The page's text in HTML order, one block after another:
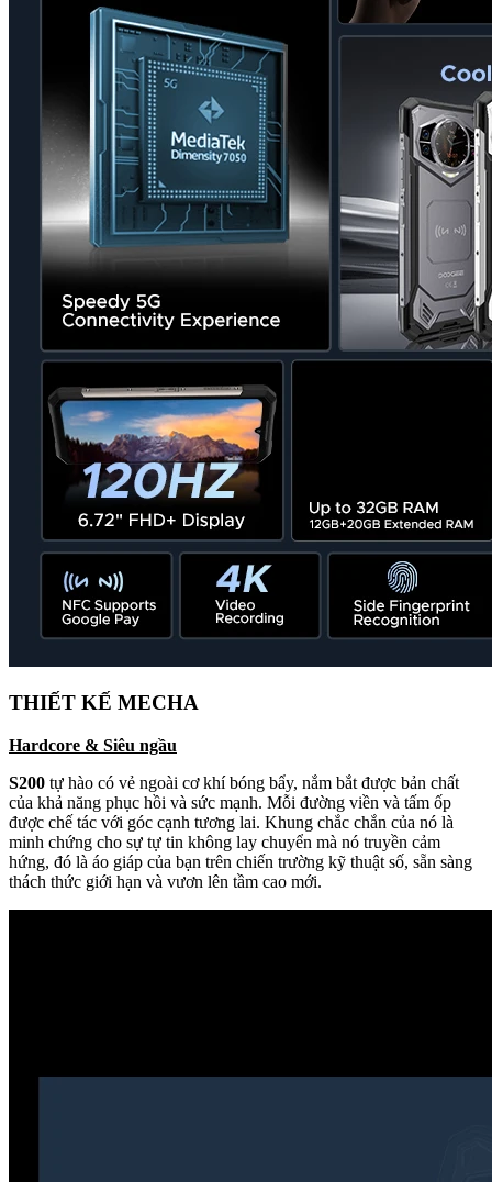
THIẾT KẾ MECHA
Hardcore & Siêu ngầu
S200 tự hào có vẻ ngoài cơ khí bóng bẩy, nắm bắt được bản chất
của khả năng phục hồi và sức mạnh. Mỗi đường viền và tấm ốp
được chế tác với góc cạnh tương lai. Khung chắc chắn của nó là
minh chứng cho sự tự tin không lay chuyển mà nó truyền cảm
hứng, đó là áo giáp của bạn trên chiến trường kỹ thuật số, sẵn sàng
thách thức giới hạn và vươn lên tầm cao mới.